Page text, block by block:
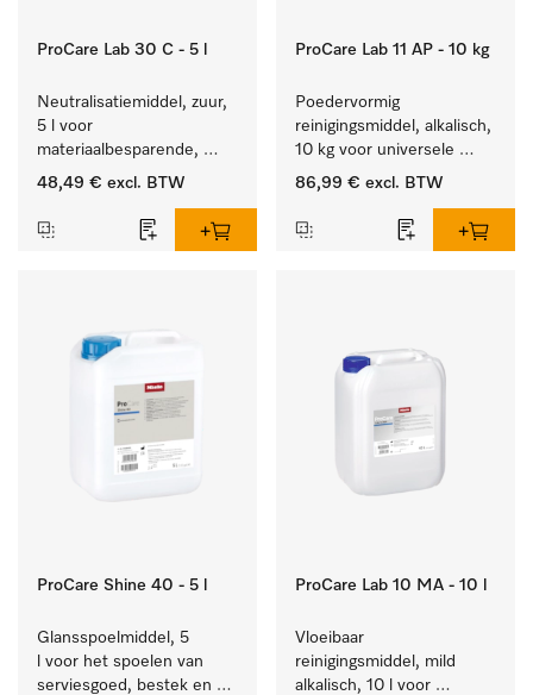
ProCare Lab 30 C - 5 l
Neutralisatiemiddel, zuur,
5 l voor
materiaalbesparende,
machinale reiniging van
gerei.
48,49 € excl. BTW
ProCare Lab 11 AP - 10 kg
Poedervormig
reinigingsmiddel, alkalisch,
10 kg voor universele
machinale reiniging van
gerei.
86,99 € excl. BTW
ProCare Shine 40 - 5 l
Glansspoelmiddel, 5
l voor het spoelen van
serviesgoed, bestek en
ProCare Lab 10 MA - 10 l
Vloeibaar
reinigingsmiddel, mild
alkalisch, 10 l voor